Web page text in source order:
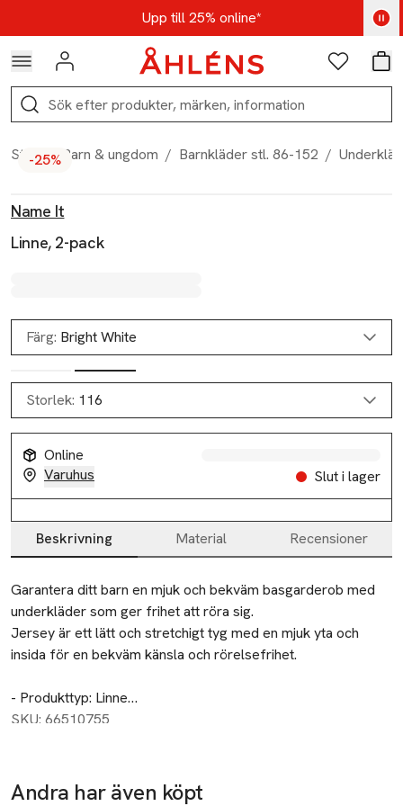
Hoppa till navigationsmenynUpp till 25% online*
Kod: AUG25 - Shoppa nu
Logga in Favoriter
Sök
Start / Barn & ungdom / Barnkläder stl. 86-152 /
-25%
Name It
Linne, 2-pack
Färg: Bright White
Storlek: 116
Online
Varuhus
Slut i lager
Beskrivning Material Recensioner
Beskrivning
Garantera ditt barn en mjuk och bekväm basgarderob med
underkläder som ger frihet att röra sig.
Jersey är ett lätt och stretchigt tyg med en mjuk yta och
insida för en bekväm känsla och rörelsefrihet.
- Produkttyp: Linne
- Detaljer: 2-pack, Spetsdetalj
SKU: 66510755
Andra har även köpt